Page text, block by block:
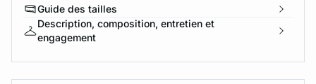
Guide des tailles
Description, composition, entretien et
engagement